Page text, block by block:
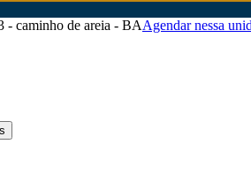
- caminho de areia - BAAgendar nessa